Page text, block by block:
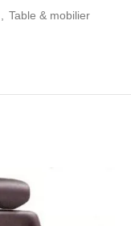
, Table & mobilier